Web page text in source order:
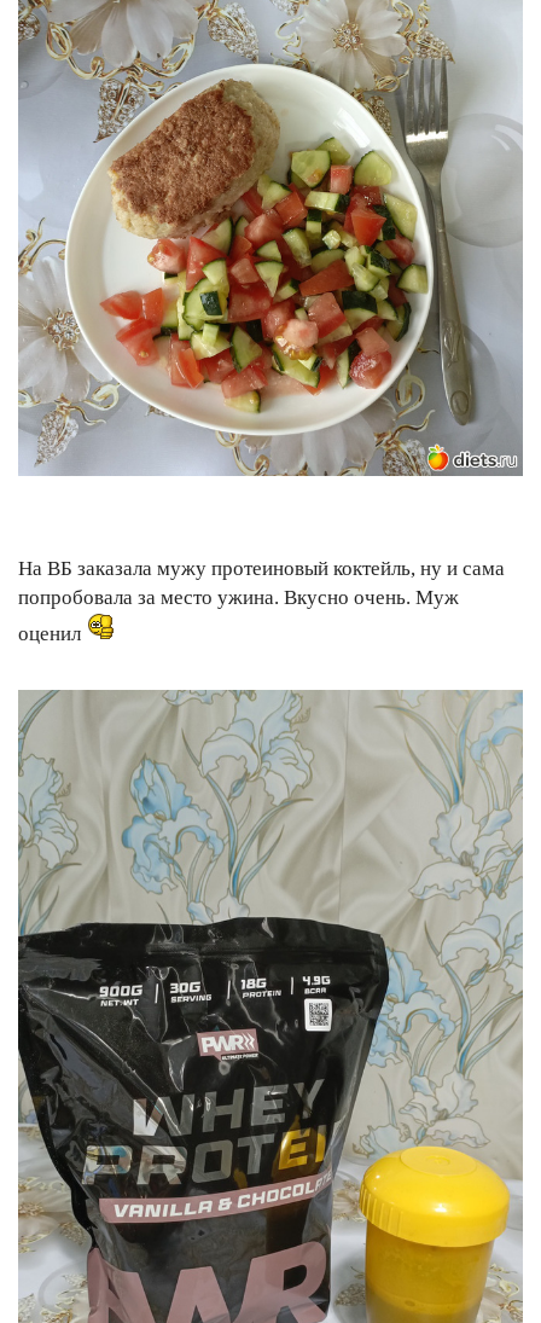
На ВБ заказала мужу протеиновый коктейль, ну и сама
попробовала за место ужина. Вкусно очень. Муж
оценил